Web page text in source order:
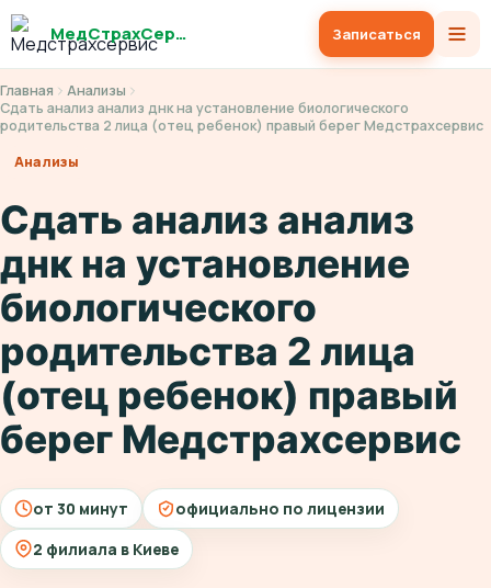
МедСтрахСервис Записаться
Главная
Анализы
Сдать анализ анализ днк на установление биологического
родительства 2 лица (отец ребенок) правый берег Медстрахсервис
Анализы
Сдать анализ анализ
днк на установление
биологического
родительства 2 лица
(отец ребенок) правый
берег Медстрахсервис
от 30 минут
официально по лицензии
2 филиала в Киеве